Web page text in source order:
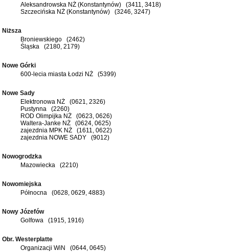
Aleksandrowska NŻ (Konstantynów) (3411, 3418)
Szczecińska NŻ (Konstantynów) (3246, 3247)
Niższa
Broniewskiego (2462)
Śląska (2180, 2179)
Nowe Górki
600-lecia miasta Łodzi NŻ (5399)
Nowe Sady
Elektronowa NŻ (0621, 2326)
Pustynna (2260)
ROD Olimpijka NŻ (0623, 0626)
Waltera-Janke NŻ (0624, 0625)
zajezdnia MPK NŻ (1611, 0622)
zajezdnia NOWE SADY (9012)
Nowogrodzka
Mazowiecka (2210)
Nowomiejska
Północna (0628, 0629, 4883)
Nowy Józefów
Golfowa (1915, 1916)
Obr. Westerplatte
Organizacji WiN (0644, 0645)